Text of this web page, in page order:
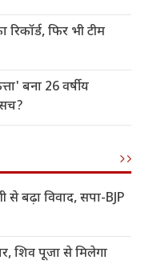
फिर भी टीम
बना 26 वर्षीय
से बढ़ा विवाद, सपा-BJP
शिव पूजा से मिलेगा